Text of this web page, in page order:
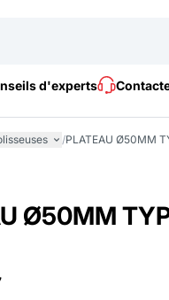
d'experts
/PLATEAU Ø50MM
Ø50MM